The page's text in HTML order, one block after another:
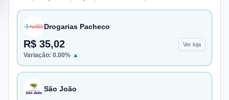
Drogarias Pacheco
R$ 35,02 Ver loja
Variação: 0.00% ▲
São João